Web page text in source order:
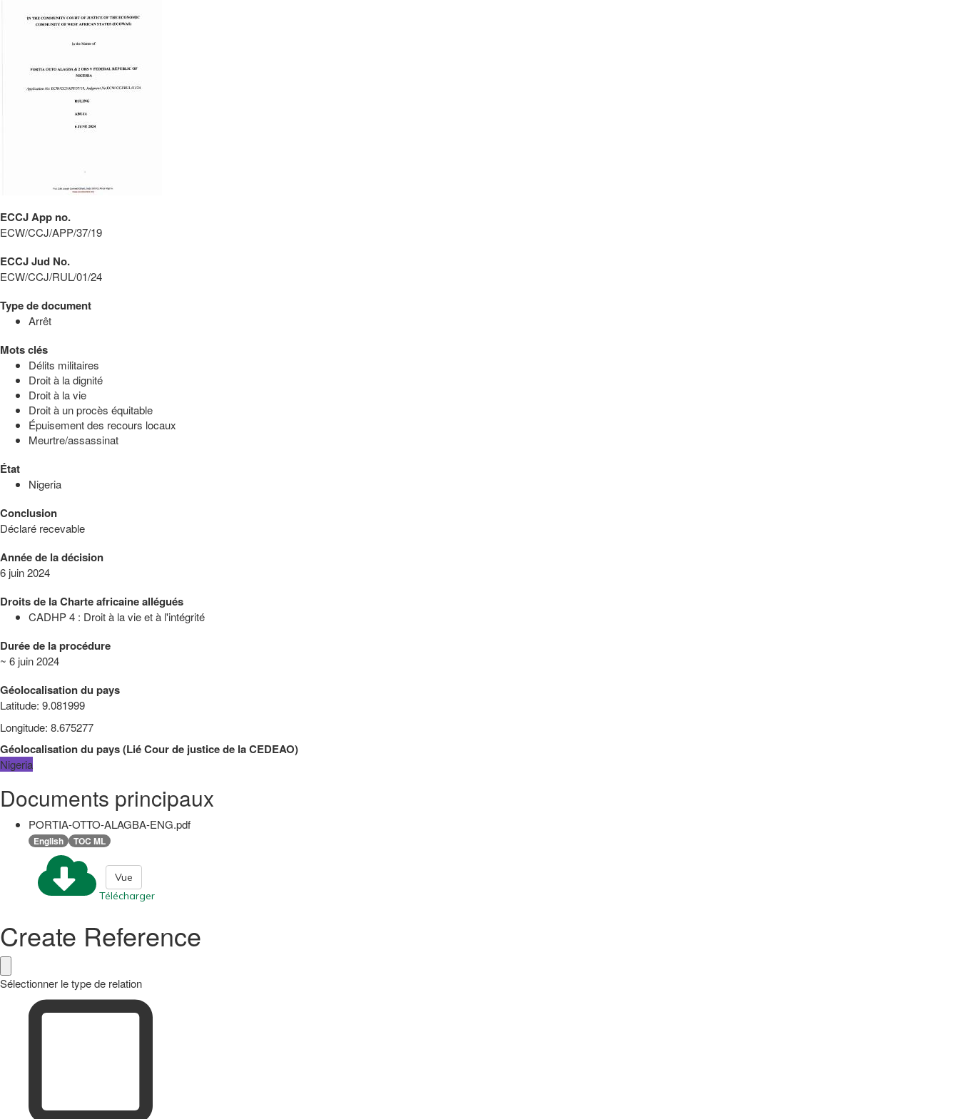
ECCJ App no.
ECW/CCJ/APP/37/19
ECCJ Jud No.
ECW/CCJ/RUL/01/24
Type de document
Arrêt
Mots clés
Délits militaires
Droit à la dignité
Droit à la vie
Droit à un procès équitable
Épuisement des recours locaux
Meurtre/assassinat
État
Nigeria
Conclusion
Déclaré recevable
Année de la décision
6 juin 2024
Droits de la Charte africaine allégués
CADHP 4 : Droit à la vie et à l'intégrité
Durée de la procédure
~ 6 juin 2024
Géolocalisation du pays
Latitude: 9.081999
Longitude: 8.675277
Géolocalisation du pays(LiéCour de justice de la CEDEAO)
Nigeria
Documents principaux
PORTIA-OTTO-ALAGBA-ENG.pdf
English TOC ML
Télécharger
Vue
Create Reference
Sélectionner le type de relation